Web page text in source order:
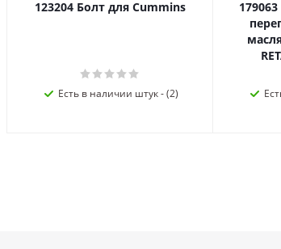
123204 Болт для Cummins
Есть в наличии штук - (2)